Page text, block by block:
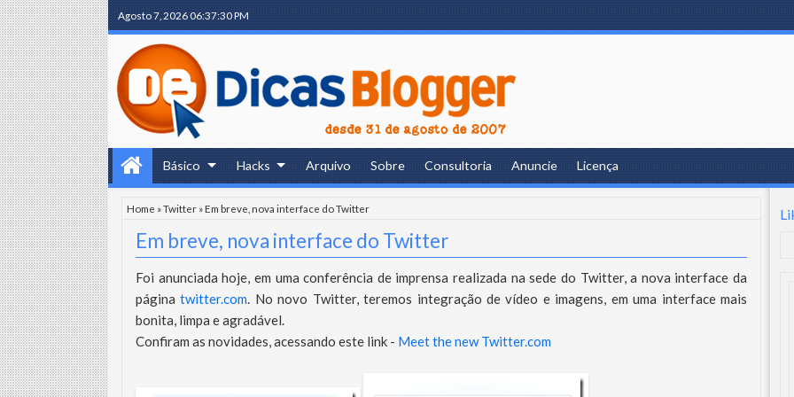
Agosto 7, 202606:37:30 PM
Básico Hacks Arquivo Sobre Consultoria Anuncie Licença
Home »Twitter »Em breve, nova interface do Twitter
Em breve, nova interface do Twitter
Foi anunciada hoje, em uma conferência de imprensa realizada na sede do Twitter, a nova interface da
páginatwitter.com. No novo Twitter, teremos integração de vídeo e imagens, em uma interface mais
bonita, limpa e agradável.
Confiram as novidades, acessando este link - Meet the new Twitter.com